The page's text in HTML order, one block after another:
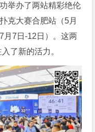
举办了两站精彩绝伦
克大赛合肥站（5月
月7日-12日）。这两
了新的活力。